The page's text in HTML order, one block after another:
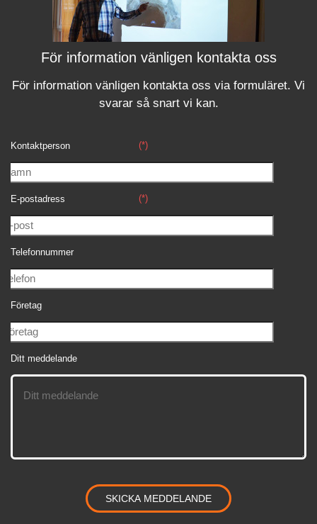
För information vänligen kontakta oss
För information vänligen kontakta oss via formuläret. Vi
svararså snart vi kan.
Kontaktperson (*)
E-postadress (*)
Telefonnummer
Företag
Ditt meddelande